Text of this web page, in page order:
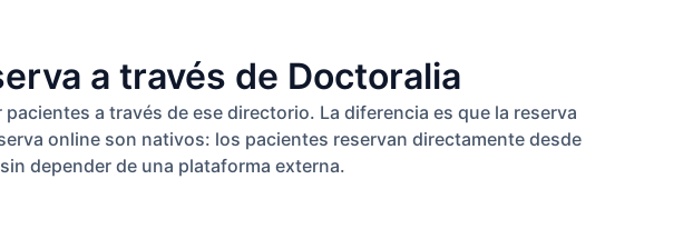
a través de Doctoralia
a través de ese directorio. La diferencia es que la reserva
online son nativos: los pacientes reservan directamente desde
depender de una plataforma externa.